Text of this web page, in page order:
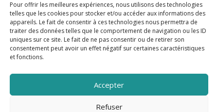
Pour offrir les meilleures expériences, nous utilisons des technologies
telles que les cookies pour stocker et/ou accéder aux informations des
appareils. Le fait de consentir à ces technologies nous permettra de
traiter des données telles que le comportement de navigation ou les ID
uniques sur ce site. Le fait de ne pas consentir ou de retirer son
consentement peut avoir un effet négatif sur certaines caractéristiques
et fonctions.
Accepter
Refuser
FAIRE UN DON